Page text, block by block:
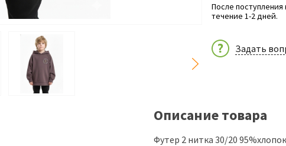
После поступления
течение 1-2 дней.
Задать
Описание товара
Футер 2 нитка 30/20